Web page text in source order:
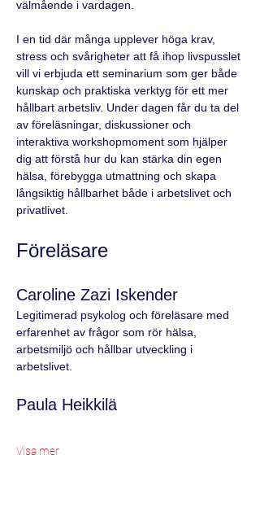
välmående i vardagen.
I en tid där många upplever höga krav,
stress och svårigheter att få ihop livspusslet
vill vi erbjuda ett seminarium som ger både
kunskap och praktiska verktyg för ett mer
hållbart arbetsliv. Under dagen får du ta del
av föreläsningar, diskussioner och
interaktiva workshopmoment som hjälper
dig att förstå hur du kan stärka din egen
hälsa, förebygga utmattning och skapa
långsiktig hållbarhet både i arbetslivet och
privatlivet.
Föreläsare
Caroline Zazi Iskender
Legitimerad psykolog och föreläsare med
erfarenhet av frågor som rör hälsa,
arbetsmiljö och hållbar utveckling i
arbetslivet.
Paula Heikkilä
Visa mer